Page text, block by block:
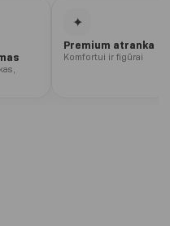
✦
Premium atranka
Komfortui ir figūrai